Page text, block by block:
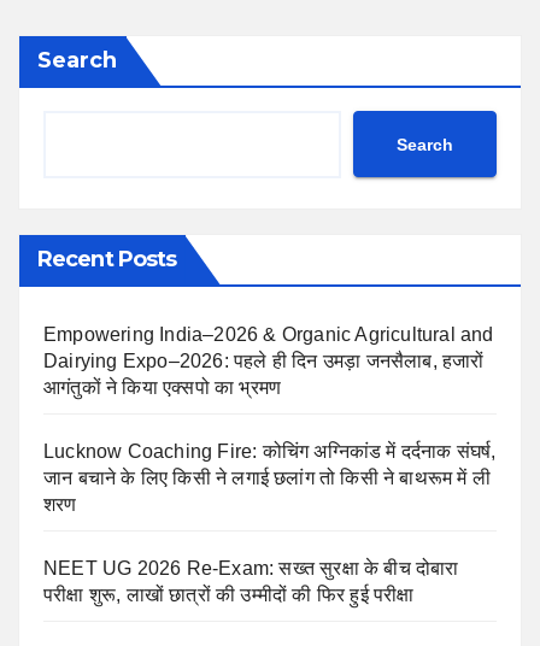
Search
Search
Recent Posts
Empowering India–2026 & Organic Agricultural and
Dairying Expo–2026: पहले ही दिन उमड़ा जनसैलाब, हजारों
आगंतुकों ने किया एक्सपो का भ्रमण
Lucknow Coaching Fire: कोचिंग अग्निकांड में दर्दनाक संघर्ष,
जान बचाने के लिए किसी ने लगाई छलांग तो किसी ने बाथरूम में ली
शरण
NEET UG 2026 Re-Exam: सख्त सुरक्षा के बीच दोबारा
परीक्षा शुरू, लाखों छात्रों की उम्मीदों की फिर हुई परीक्षा